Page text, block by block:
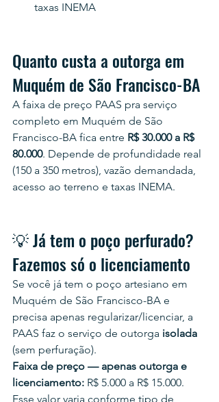
taxas INEMA
Quanto custa a outorga em
Muquém de São Francisco-BA
A faixa de preço PAAS pra serviço
completo em Muquém de São
Francisco-BA fica entre R$ 30.000 a R$
80.000. Depende de profundidade real
(150 a 350 metros), vazão demandada,
acesso ao terreno e taxas INEMA.
💡 Já tem o poço perfurado?
Fazemos só o licenciamento
Se você já tem o poço artesiano em
Muquém de São Francisco-BA e
precisa apenas regularizar/licenciar, a
PAAS faz o serviço de outorga isolada
(sem perfuração).
Faixa de preço — apenas outorga e
licenciamento: R$ 5.000 a R$ 15.000.
Esse valor varia conforme tipo de